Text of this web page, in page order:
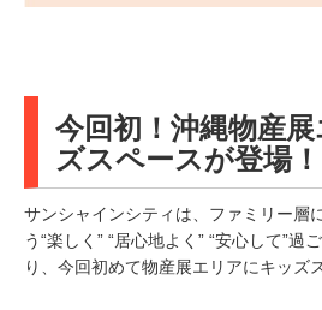
今回初！沖縄物産
ズスペースが登場！
サンシャインシティは、ファミリー層
う“楽しく” “居心地よく” “安心して”過
り、今回初めて物産展エリアにキッズ